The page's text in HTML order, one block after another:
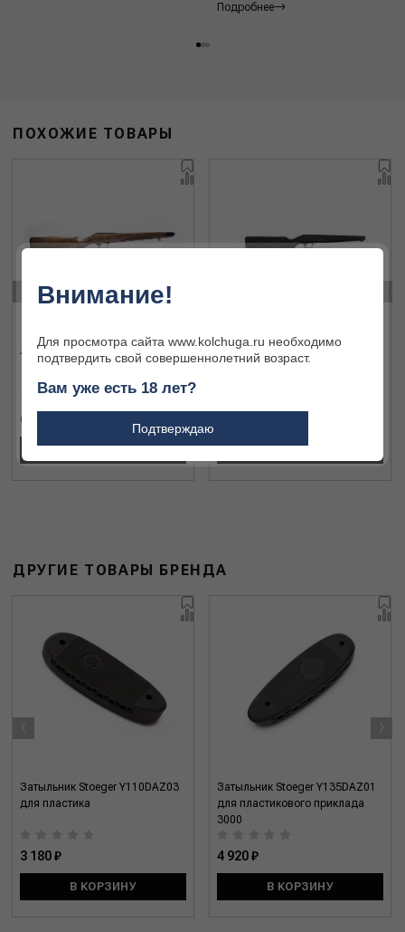
Подробнее
ПОХОЖИЕ ТОВАРЫ
Ложа Blaser R8 Classic Sporter
683 690 ₽
Ложа Blaser R8 Professional
ДРУГИЕ ТОВАРЫ БРЕНДА
Затыльник Stoeger Y110DAZ03
для пластика
3 180 ₽
В КОРЗИНУ
Затыльник Stoeger Y135DAZ01
для пластикового приклада
3000
4 920 ₽
В КОРЗИНУ
‹ ›
Внимание!
Для просмотра сайта www.kolchuga.ru необходимо
подтвердить свой совершеннолетний возраст.
Вам уже есть 18 лет?
Подтверждаю